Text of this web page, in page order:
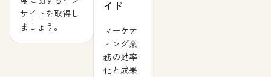
サイトを取得し
ましょう。
イド
マーケテ
ィング業
務の効率
化と成果